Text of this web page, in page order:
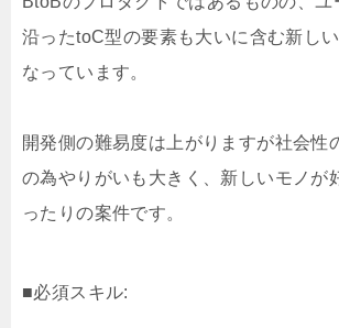
沿ったtoC型の要素も大いに含む新し
なっています。
開発側の難易度は上がりますが社会性
の為やりがいも大きく、新しいモノが
ったりの案件です。
■必須スキル: